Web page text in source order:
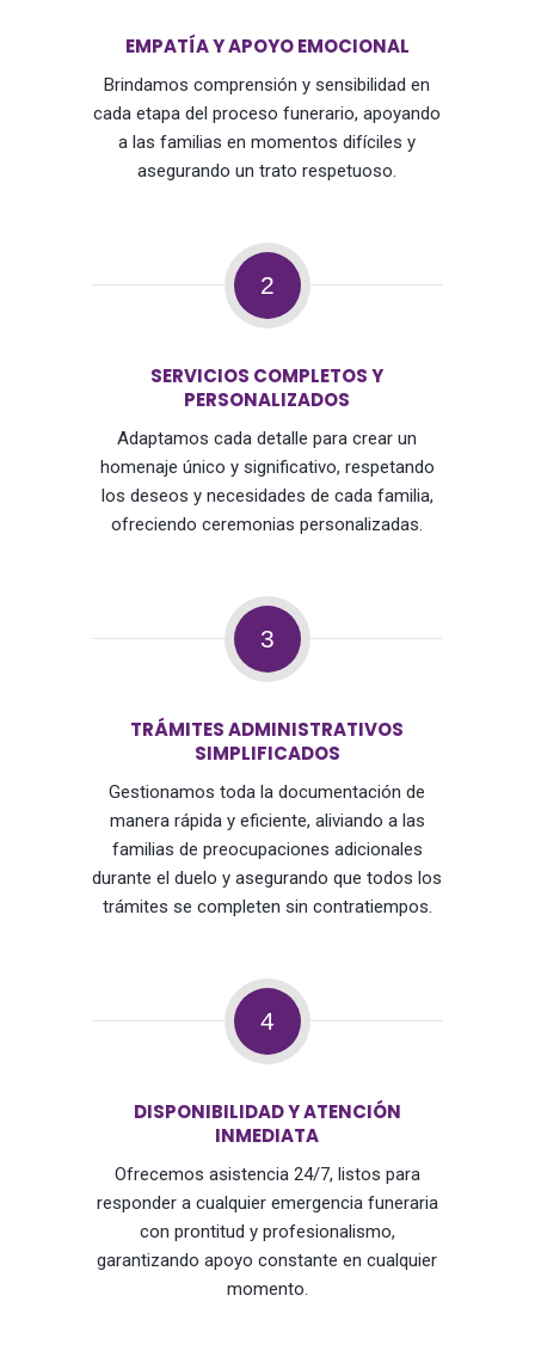
EMPATÍA Y APOYO EMOCIONAL
Brindamos comprensión y sensibilidad en
cada etapa del proceso funerario, apoyando
a las familias en momentos difíciles y
asegurando un trato respetuoso.
2
SERVICIOS COMPLETOS Y
PERSONALIZADOS
Adaptamos cada detalle para crear un
homenaje único y significativo, respetando
los deseos y necesidades de cada familia,
ofreciendo ceremonias personalizadas.
3
TRÁMITES ADMINISTRATIVOS
SIMPLIFICADOS
Gestionamos toda la documentación de
manera rápida y eficiente, aliviando a las
familias de preocupaciones adicionales
durante el duelo y asegurando que todos los
trámites se completen sin contratiempos.
4
DISPONIBILIDAD Y ATENCIÓN
INMEDIATA
Ofrecemos asistencia 24/7, listos para
responder a cualquier emergencia funeraria
con prontitud y profesionalismo,
garantizando apoyo constante en cualquier
momento.